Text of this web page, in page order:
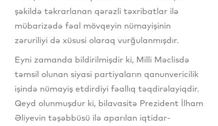
şəkildə təkrarlanan qərəzli təxribatlar ilə
mübarizədə fəal mövqeyin nümayişinin
zəruriliyi də xüsusi olaraq vurğulanmışdır.
Eyni zamanda bildirilmişdir ki, Milli Məclisdə
təmsil olunan siyasi partiyaların qanunvericilik
işində nümayiş etdirdiyi fəallıq təqdirəlayiqdir.
Qeyd olunmuşdur ki, bilavasitə Prezident İlham
Əliyevin təşəbbüsü ilə aparılan iqtidar-